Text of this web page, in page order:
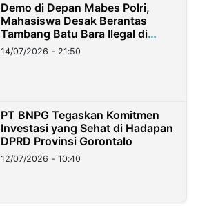
Demo di Depan Mabes Polri,
Mahasiswa Desak Berantas
Tambang Batu Bara Ilegal di
Lampung
14/07/2026 - 21:50
PT BNPG Tegaskan Komitmen
Investasi yang Sehat di Hadapan
DPRD Provinsi Gorontalo
12/07/2026 - 10:40